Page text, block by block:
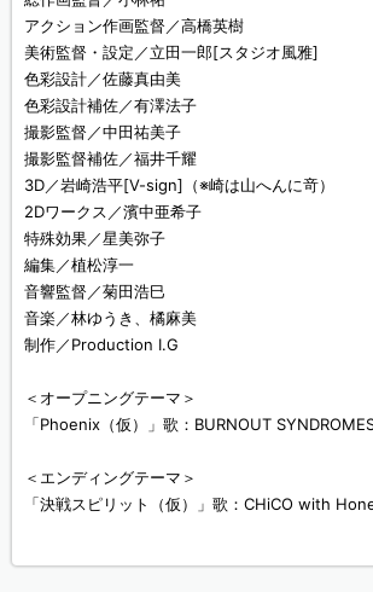
アクション作画監督／高橋英樹
美術監督・設定／立田一郎[スタジオ風雅]
色彩設計／佐藤真由美
色彩設計補佐／有澤法子
撮影監督／中田祐美子
撮影監督補佐／福井千耀
3D／岩崎浩平[V-sign]（※崎は山へんに竒）
2Dワークス／濱中亜希子
特殊効果／星美弥子
編集／植松淳一
音響監督／菊田浩巳
音楽／林ゆうき、橘麻美
制作／Production I.G
＜オープニングテーマ＞
「Phoenix（仮）」歌：BURNOUT
＜エンディングテーマ＞
「決戦スピリット（仮）」歌：CHiCO with